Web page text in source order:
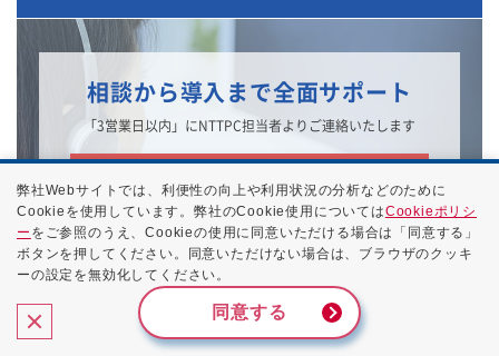
相談から導入まで全面サポート
「3営業日以内」にNTTPC担当者よりご連絡いたします
導入のご相談はこちら
弊社Webサイトでは、利便性の向上や利用状況の分析などのために
Cookieを使用しています。弊社のCookie使用についてはCookieポリシ
ー をご参照のうえ、Cookieの使用に同意いただける場合は「同意する」
ボタンを押してください。同意いただけない場合は、ブラウザのクッキ
ーの設定を無効化してください。
同意する